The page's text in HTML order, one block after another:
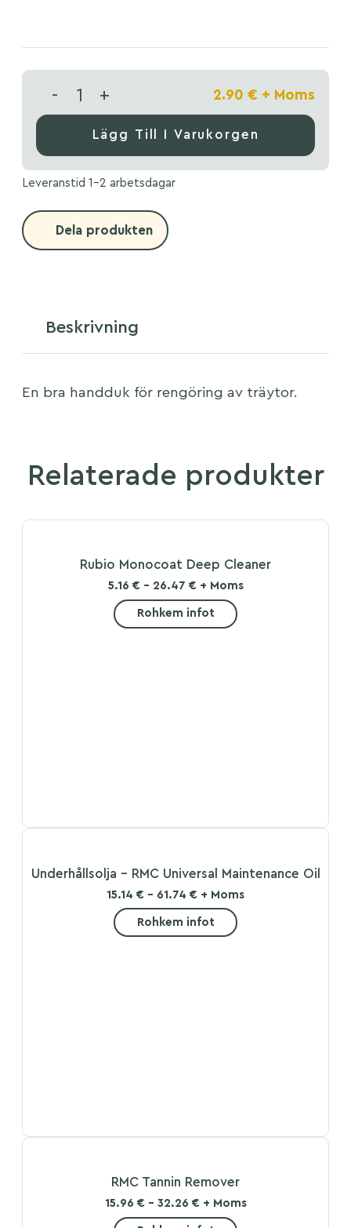
- + 2.90 € + Moms
Lägg Till I Varukorgen
Leveranstid 1-2 arbetsdagar
Dela produkten
Beskrivning
En bra handduk för rengöring av träytor.
Relaterade produkter
Rubio Monocoat Deep Cleaner
5.16 € - 26.47 € + Moms
Rohkem infot
Underhållsolja – RMC Universal Maintenance Oil
15.14 € - 61.74 € + Moms
Rohkem infot
RMC Tannin Remover
15.96 € - 32.26 € + Moms